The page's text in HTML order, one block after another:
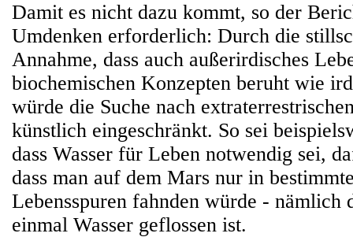
Damit es nicht dazu kommt, so der
Umdenken erforderlich: Durch die
Annahme, dass auch außerirdisches
biochemischen Konzepten beruht wie
würde die Suche nach
künstlich eingeschränkt. So sei
dass Wasser für Leben notwendig sei,
dass man auf dem Mars nur in
Lebensspuren fahnden würde -
einmal Wasser geflossen ist.